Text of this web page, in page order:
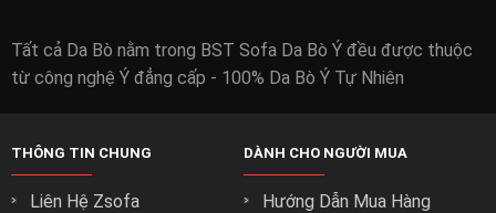
Tất cả Da Bò nằm trong BST Sofa Da Bò Ý đều được thuộc
từ công nghệ Ý đẳng cấp - 100% Da Bò Ý Tự Nhiên
THÔNG TIN CHUNG
Liên Hệ Zsofa
DÀNH CHO NGƯỜI MUA
Hướng Dẫn Mua Hàng